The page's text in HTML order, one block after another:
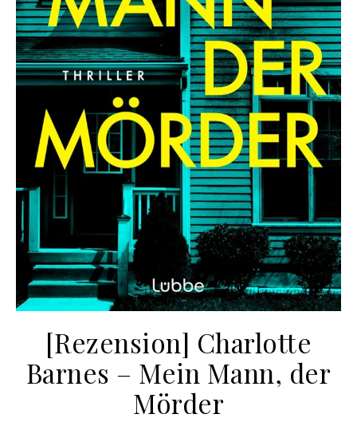
[Rezension] Charlotte
Barnes – Mein Mann, der
Mörder